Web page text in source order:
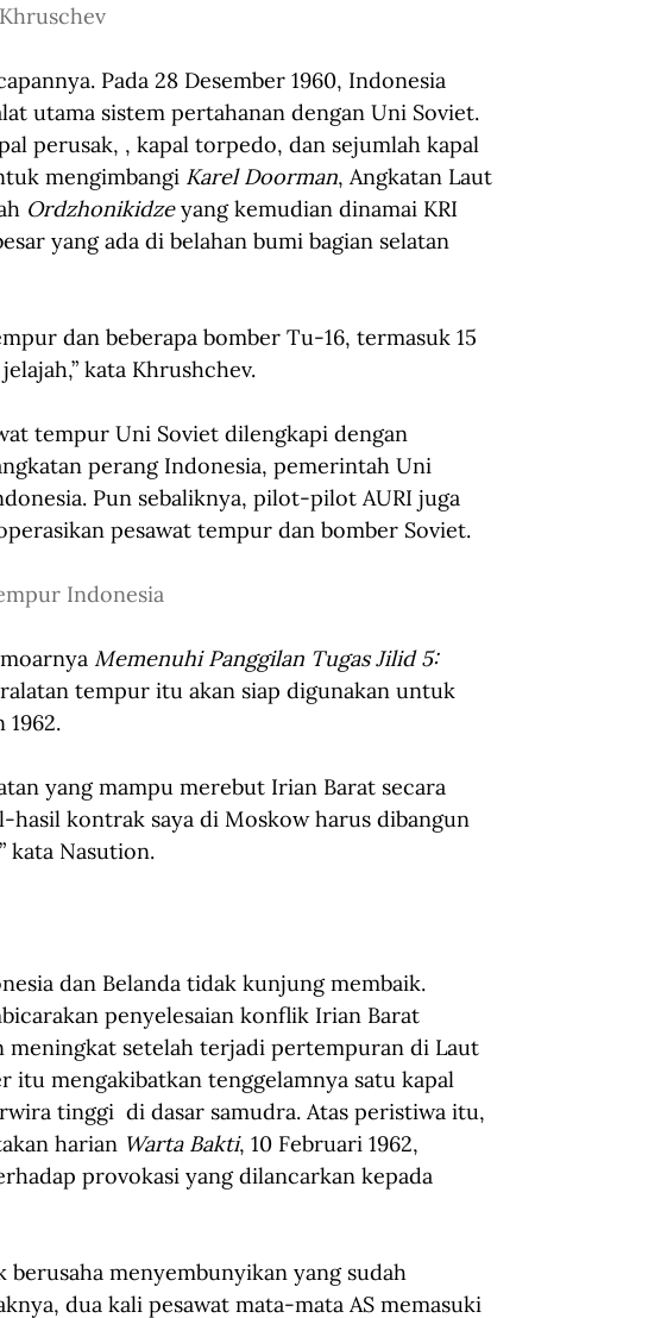
Pada 28 Desember 1960, Indonesia
utama sistem pertahanan dengan Uni Soviet.
perusak, , kapal torpedo, dan sejumlah kapal
mengimbangi Karel Doorman, Angkatan Laut
Ordzhonikidze yang kemudian dinamai KRI
yang ada di belahan bumi bagian selatan
dan beberapa bomber Tu-16, termasuk 15
kata Khrushchev.
tempur Uni Soviet dilengkapi dengan
perang Indonesia, pemerintah Uni
Pun sebaliknya, pilot-pilot AURI juga
pesawat tempur dan bomber Soviet.
Indonesia
Memenuhi Panggilan Tugas Jilid 5:
tempur itu akan siap digunakan untuk
yang mampu merebut Irian Barat secara
kontrak saya di Moskow harus dibangun
kata Nasution.
dan Belanda tidak kunjung membaik.
penyelesaian konflik Irian Barat
meningkat setelah terjadi pertempuran di Laut
itu mengakibatkan tenggelamnya satu kapal
tinggi  di dasar samudra. Atas peristiwa itu,
harian Warta Bakti, 10 Februari 1962,
provokasi yang dilancarkan kepada
menyembunyikan yang sudah
dua kali pesawat mata-mata AS memasuki